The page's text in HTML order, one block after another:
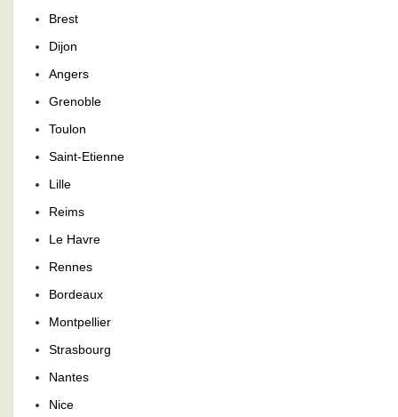
Brest
Dijon
Angers
Grenoble
Toulon
Saint-Etienne
Lille
Reims
Le Havre
Rennes
Bordeaux
Montpellier
Strasbourg
Nantes
Nice